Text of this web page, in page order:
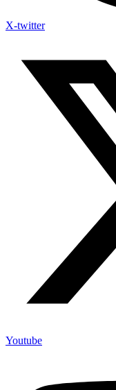
X-twitter
Youtube